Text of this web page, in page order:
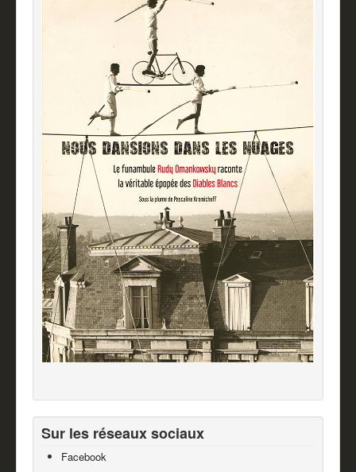
Sur les réseaux sociaux
Facebook